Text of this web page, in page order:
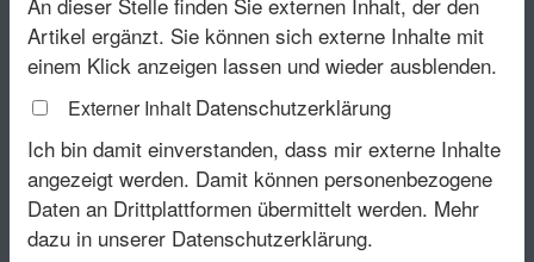
Artikel ergänzt. Sie können sich externe Inhalte mit
einem Klick anzeigen lassen und wieder ausblenden.
Externer Inhalt Datenschutzerklärung
Ich bin damit einverstanden, dass mir externe Inhalte
angezeigt werden. Damit können personenbezogene
Daten an Drittplattformen übermittelt werden. Mehr
dazu in unserer Datenschutzerklärung.